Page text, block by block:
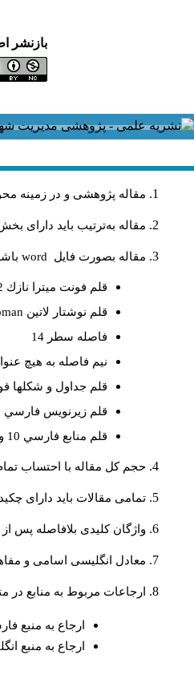
بازنشر
مقاله پژوهشی و در زمینه
مقاله به‌ترتیب باید دارای
مقاله بصورت فايل word
قلم فونت ميترا نازك 12
قلم نوشتار لاتين
فاصله سطر 14
نيم فاصله به هيچ
قلم جداول و شكلها
قلم زيرنويس فارسي فونت 10 و
قلم منابع فارسي 10 و لاتين فونت 9
حجم کل مقاله با احتساب تمام بخش‌های مذکور
تمامی مقالات باید دارای چکیده فارسی
واژگان کلیدی بلافاصله پس از چکیده
معادل انگلیسی اسامی و
ارجاعات مربوط به منابع در
ارجاع به منبع
ارجاع به منبع